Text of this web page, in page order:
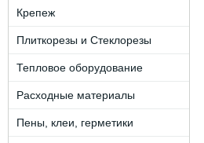
Крепеж
Плиткорезы и Стеклорезы
Тепловое оборудование
Расходные материалы
Пены, клеи, герметики